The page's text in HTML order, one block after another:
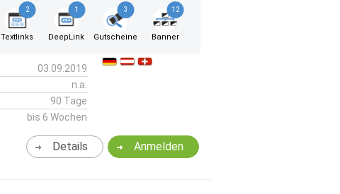
2
Textlinks
1
DeepLink
3
Gutscheine
12
Banner
03.09.2019
n.a.
90 Tage
bis 6 Wochen
Anmelden
Details